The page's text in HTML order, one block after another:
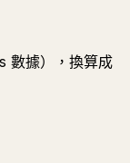
數據），換算成